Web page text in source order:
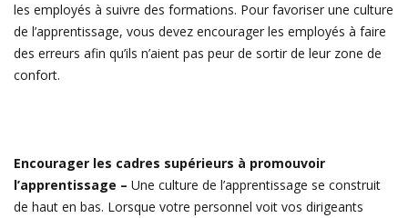
les employés à suivre des formations. Pour favoriser une culture
de l’apprentissage, vous devez encourager les employés à faire
des erreurs afin qu’ils n’aient pas peur de sortir de leur zone de
confort.
Encourager les cadres supérieurs à promouvoir
l’apprentissage – Une culture de l’apprentissage se construit
de haut en bas. Lorsque votre personnel voit vos dirigeants